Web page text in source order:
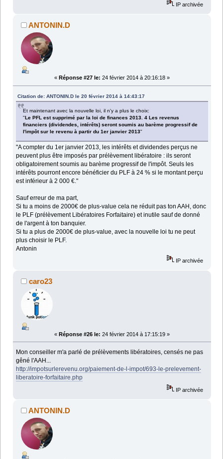
IP archivée
ANTONIN.D
« Réponse #27 le: 24 février 2014 à 20:16:18 »
Citation de: ANTONIN.D le 20 février 2014 à 14:43:17
Et maintenant avec la nouvelle loi, il n'y a plus le choix:
"Le PFL est supprimé par la loi de finances 2013. 4 Les revenus
financiers (dividendes, intérêts) seront soumis au barème progressif de
l'impôt sur le revenu à partir du 1er janvier 2013"
"A compter du 1er janvier 2013, les intérêts et dividendes perçus ne
peuvent plus être imposés par prélèvement libératoire : ils seront
obligatoirement soumis au barème progressif de l'impôt. Seuls les
intérêts pourront encore bénéficier du PLF à 24 % si le montant perçu
est inférieur à 2 000 €."
Sauf erreur de ma part,
Si tu a moins de 2000€ de plus-value cela ne réduit pas ton AAH, donc
le PLF (prélèvement Libératoires Forfaitaire) et inutile sauf de donné
de l'argent à ton banquier.
Si tu a plus de 2000€ de plus-value, avec la nouvelle loi tu ne peut
plus choisir le PLF.
Antonin
IP archivée
caro23
« Réponse #26 le: 24 février 2014 à 17:15:19 »
Mon conseiller m'a parlé de prélèvements libératoires, censés ne pas
gêné l'AAH...
http://impotsurlerevenu.org/paiement-de-l-impot/693-le-prelevement-
liberatoire-forfaitaire.php
IP archivée
ANTONIN.D